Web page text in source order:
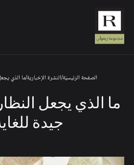
الصفحة الرئيسيّة/النشرة الإخبارية/
ما الذي يجعل
جيدة
EYE TEST